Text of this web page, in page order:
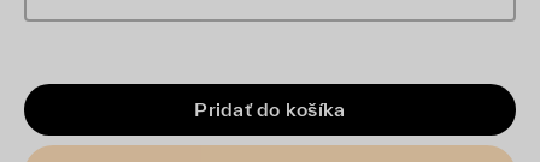
Pridať do košíka